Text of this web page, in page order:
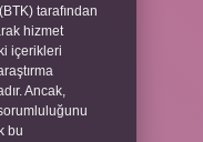
tarafından
hizmet
içerikleri
Ancak,
bu